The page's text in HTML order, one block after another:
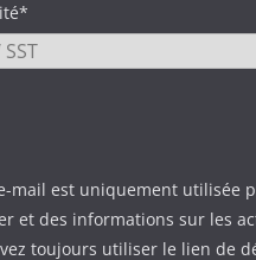
mail est uniquement utilisée
et des informations sur les
toujours utiliser le lien de